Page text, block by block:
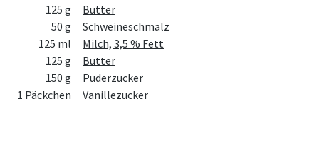
125 g
Butter
50 g
Schweineschmalz
125 ml
Milch, 3,5 % Fett
125 g
Butter
150 g
Puderzucker
1 Päckchen
Vanillezucker